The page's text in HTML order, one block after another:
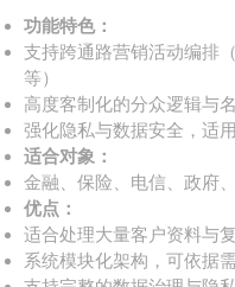
功能特色：
支持跨通路营销活动编排
等）
高度客制化的分众逻辑与
强化隐私与数据安全，适
适合对象：
金融、保险、电信、政府
优点：
适合处理大量客户资料与
系统模块化架构，可依据